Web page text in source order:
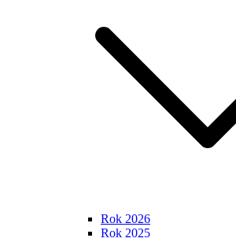
Rok 2026
Rok 2025